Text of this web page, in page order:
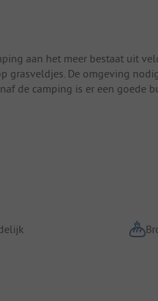
aan het meer bestaat uit
grasveldjes. De omgeving
de camping is er een goede